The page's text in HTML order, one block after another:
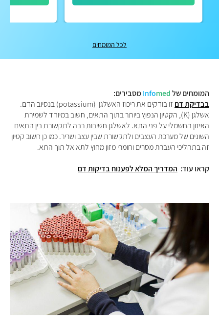
לכל המומחים
המומחים של Infomed
מסבירים:
בבדיקת דם
זו בודקים את ריכוז האשלגן (potassium) בנסיוב הדם.
אשלגן (K), הקטיון הנפוץ ביותר בתוך התאים, חשוב במיוחד לשמירת
האיזון החשמלי על פני התא. לאשלגן חשיבות רבה לתקשורת בין התאים
השונים של מערכת העצבים ולתקשורת שבין עצב ושריר. כמו כן חשוב קטיון
זה בתהליכי העברת מסרים וחומרי מזון מחוץ לתא אל תוך התא.
קראו עוד: המדריך המלא לפענוח בדיקות דם